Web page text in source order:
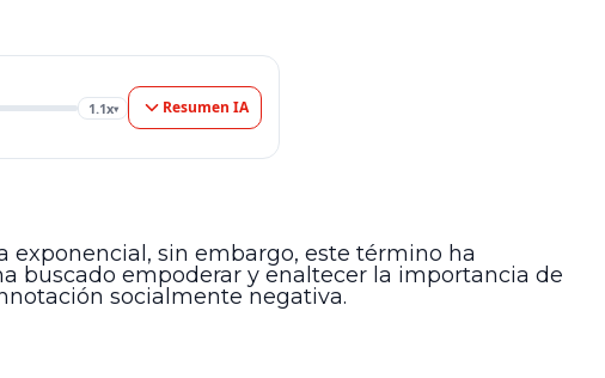
1.1x▾ Resumen IA
exponencial, sin embargo, este término ha
buscado empoderar y enaltecer la importancia de
socialmente negativa.